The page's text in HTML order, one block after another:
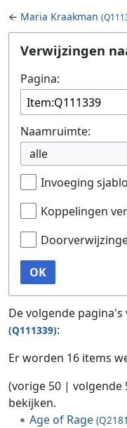
← Maria Kraakman
Ga naar:navigatie,
Verwijzingen
Pagina:
Naamruimte:
alle
Invoeging
Koppelingen
OK
De volgende
(Q111339):
Er worden 16 items
(vorige 50 | volgende
bekijken.
Age of Rage